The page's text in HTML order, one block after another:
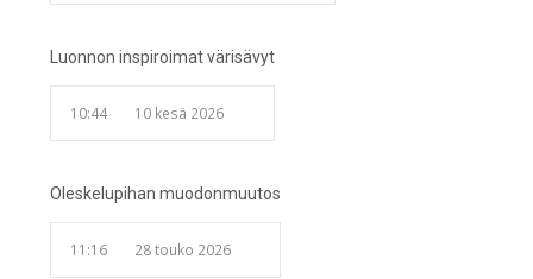
Luonnon inspiroimat värisävyt
10:44 10 kesä 2026
Oleskelupihan muodonmuutos
11:16 28 touko 2026